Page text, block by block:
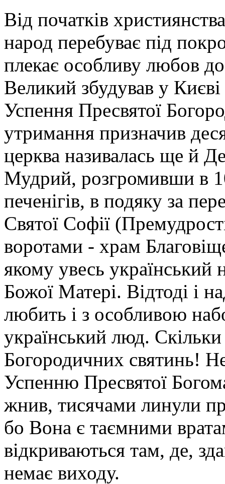
Від початків
народ перебуває під
плекає особливу любов
Великий збудував у
Успення Пресвятої
утримання призначив
церква називалась ще й
Мудрий, розгромивши в
печенігів, в подяку за
Святої Софії
воротами - храм
якому увесь український
Божої Матері. Відтоді і
любить і з особливою
український люд.
Богородичних святинь!
Успенню Пресвятої
жнив, тисячами линули
бо Вона є таємними
відкриваються там, де,
немає виходу.